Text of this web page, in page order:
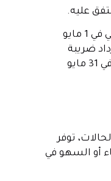
عليه.
على سبيل المثال، لنفترض أنك اشتريت لوازم مكتبية بضريبة القيمة المضافة بقيمة 100 درهم إماراتي في 1 مايو
ضريبة
المدخلات بقيمة 100 درهم إماراتي عند تقديم إقرار ضريبة القيمة المضافة للفترة الضريبية المنتهية في 31 مايو
توفر
أو السهو في